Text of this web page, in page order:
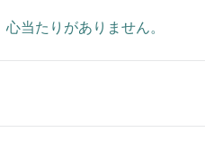
当たりがありません。